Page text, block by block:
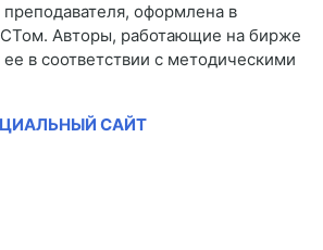
преподавателя, оформлена в
Авторы, работающие на бирже
в соответствии с методическими
САЙТ